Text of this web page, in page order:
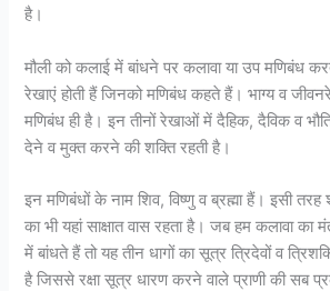
है।
मौली को कलाई में बांधने पर कलावा या उप मणिबंध
रेखाएं होती हैं जिनको मणिबंध कहते हैं। भाग्य व
मणिबंध ही है। इन तीनों रेखाओं में दैहिक, दैविक व
देने व मुक्त करने की शक्ति रहती है।
इन मणिबंधों के नाम शिव, विष्णु व ब्रह्मा हैं। इसी तरह
का भी यहां साक्षात वास रहता है। जब हम कलावा का
में बांधते हैं तो यह तीन धागों का सूत्र त्रिदेवों व
है जिससे रक्षा सूत्र धारण करने वाले प्राणी की सब